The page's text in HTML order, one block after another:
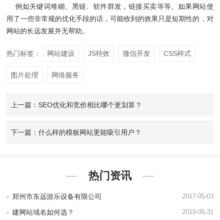
例如关键词堆砌、黑链、软件群发，链接买卖等等。如果网站使
用了一些非常规的优化手段的话，可能收到的效果只是短期性的，对
网站的长远发展并无帮助。
热门标签： 网站建设 JS特效 微信开发 CSS样式
图片处理 网络服务
上一篇：SEO优化和竞价相比哪个更划算？
下一篇：什么样的模板网站更能吸引用户？
热门资讯
郑州市东远游乐设备有限公司 2017-05-03
建网站域名如何选？ 2019-05-31